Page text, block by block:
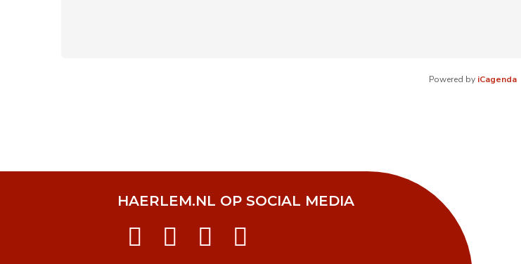
Powered by iCagenda
HAERLEM.NL OP SOCIAL MEDIA